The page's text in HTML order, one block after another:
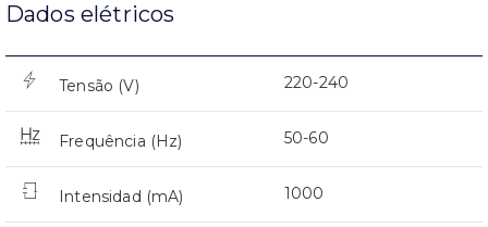
Dados elétricos
Tensão (V) 220-240
Frequência (Hz) 50-60
Intensidad (mA) 1000